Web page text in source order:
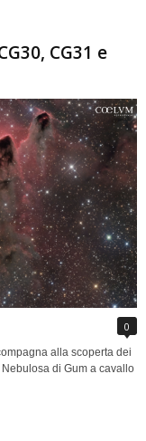
CG31 e
0
alla scoperta dei
di Gum a cavallo